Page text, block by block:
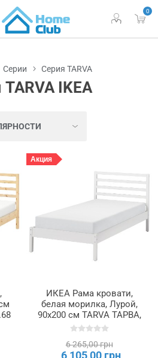
0
Серии Серия TARVA
IKEA
Акция
ИКЕА Рама кровати,
белая морилка, Лурой,
90x200 см TARVA ТАРВА,
895.539.31
6 265,00 грн
6 105,00 грн